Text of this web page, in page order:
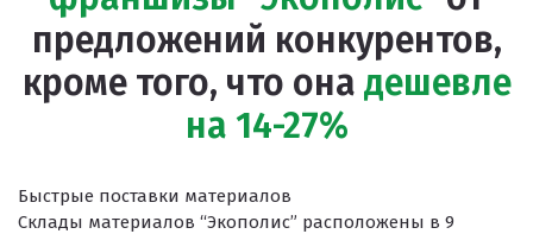
предложений конкурентов,
кроме того, что она дешевле
на 14-27%
Быстрые поставки материалов
Склады материалов “Экополис” расположены в 9